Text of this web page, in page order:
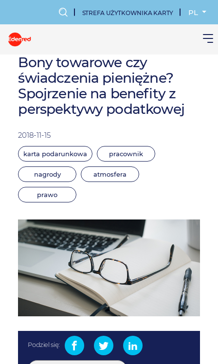
MENU
KONTA
STREFA UŻYTKOWNIKA KARTY PL
Bony towarowe czy
świadczenia pieniężne?
Spojrzenie na benefity z
perspektywy podatkowej
2018-11-15
karta podarunkowa pracownik
nagrody atmosfera
prawo
Podziel się: